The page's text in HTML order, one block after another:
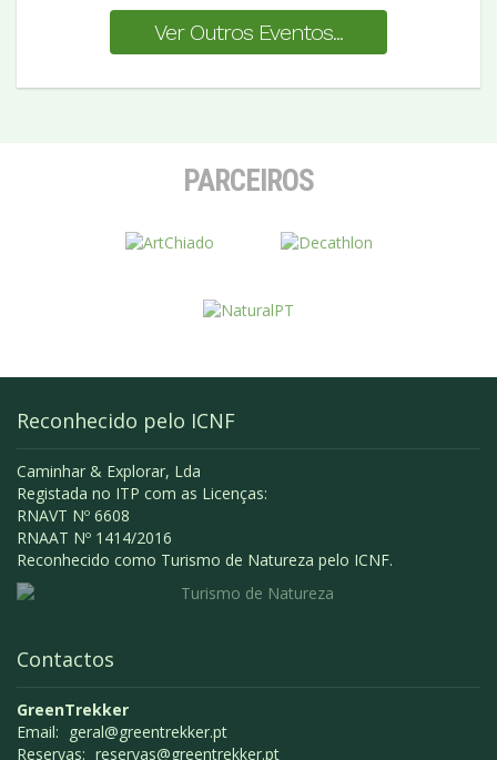
Ver Outros Eventos...
PARCEIROS
Reconhecido pelo ICNF
Caminhar & Explorar, Lda
Registada no ITP com as Licenças:
RNAVT Nº 6608
RNAAT Nº 1414/2016
Reconhecido como Turismo de Natureza pelo ICNF.
Contactos
GreenTrekker
Email: geral@greentrekker.pt
Reservas: reservas@greentrekker.pt